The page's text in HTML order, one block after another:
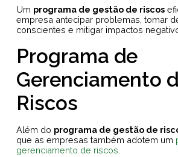
Um programa de gestão de riscos
empresa antecipar problemas, tomar
conscientes e mitigar impactos
Programa de
Gerenciamento
Riscos
Além do programa de gestão de
que as empresas também adotem um
gerenciamento de riscos